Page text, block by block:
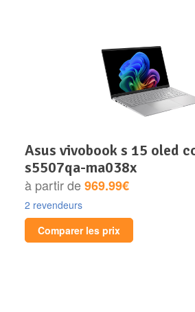
asus vivobook s 15 oled copilot+ pc
s5507qa-ma038x
à partir de969.99€
2 revendeurs
Comparer les prix